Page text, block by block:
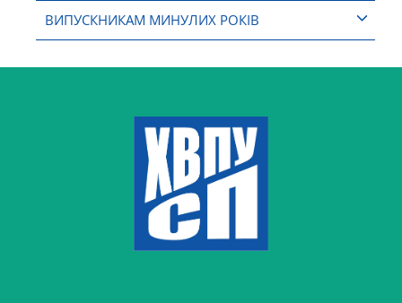
ВИПУСКНИКАМ МИНУЛИХ РОКІВ